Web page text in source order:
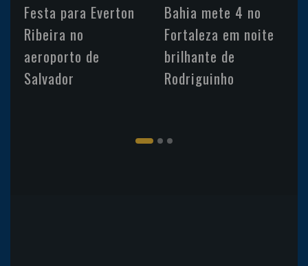
Festa para Everton
Ribeira no
aeroporto de
Salvador
Bahia mete 4 no
Fortaleza em noite
brilhante de
Rodriguinho